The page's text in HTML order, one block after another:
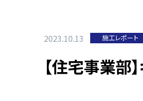
2023.10.13 施工レポート
【住宅事業部